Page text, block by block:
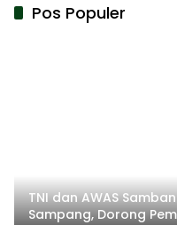
Pos Populer
TNI dan AWAS
Sampang, Dorong